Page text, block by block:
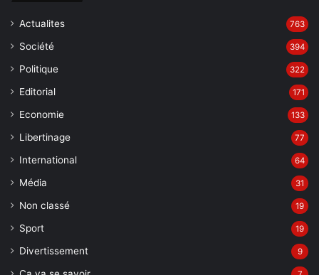
Actualites 763
Société 394
Politique 322
Editorial 171
Economie 133
Libertinage 77
International 64
Média 31
Non classé 19
Sport 19
Divertissement 9